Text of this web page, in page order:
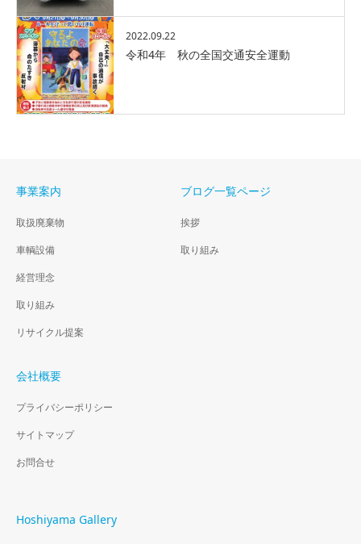
2022.09.22
令和4年 秋の全国交通安全運動
事業案内
取扱廃棄物
車輌設備
経営理念
取り組み
リサイクル提案
ブログ一覧ページ
挨拶
取り組み
会社概要
プライバシーポリシー
サイトマップ
お問合せ
Hoshiyama Gallery